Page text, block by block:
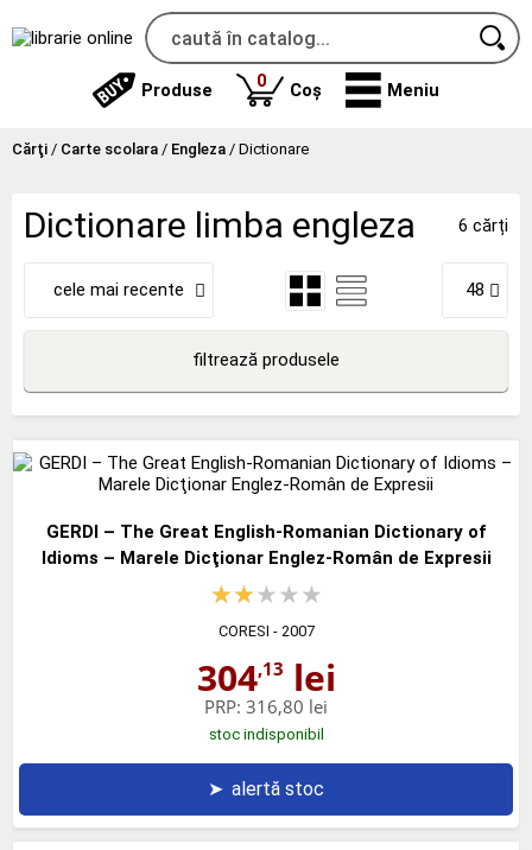
Produse 0produse
Coș Meniu
Cărţi / Carte scolara / Engleza / Dictionare
Dictionare limba engleza 6 cărți
cele mai recente 48
filtrează produsele
GERDI – The Great English-Romanian Dictionary of
Idioms – Marele Dicţionar Englez-Român de Expresii
CORESI - 2007
304,13 lei
PRP: 316,80 lei
stoc indisponibil
➤ alertă stoc